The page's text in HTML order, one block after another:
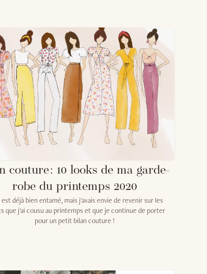
couture : 10 looks de ma garde-
robe du printemps 2020
déjà bien entamé, mais j'avais envie de revenir sur les
que j'ai cousu au printemps et que je continue de porter
pour un petit bilan couture !